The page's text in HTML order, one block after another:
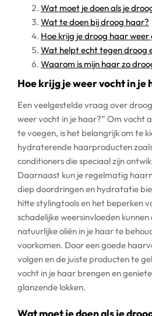
Wat moet je doen als je
Wat te doen bij droog haar?
Hoe krijg je droog haar weer
Wat helpt echt tegen droog
Waarom is mijn haar zo
Hoe krijg je weer vocht in je
Een veelgestelde vraag over
weer vocht in je haar?” Om vocht
te voegen, is het belangrijk om te
hydraterende haarproducten
conditioners die speciaal zijn
Daarnaast kun je regelmatig
diep doordringen en hydratatie
hitte stylingtools en het beperken
schadelijke weersinvloeden kunnen
natuurlijke oliën in je haar te
voorkomen. Door een goede
volgen en de juiste producten te
vocht in je haar brengen en
glanzende lokken.